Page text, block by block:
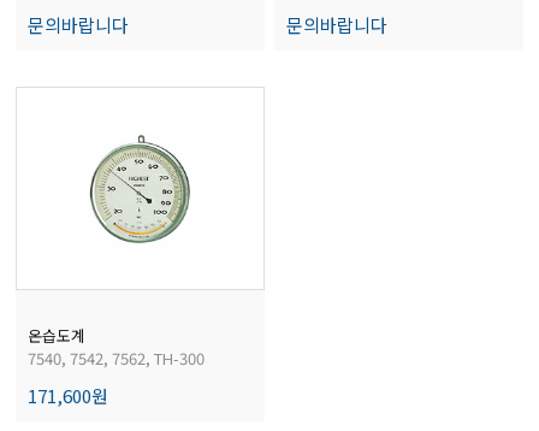
차계/광택계/조도계/광도계/방사랑계
업/임업/해양측정기
공계/차압계/진공펌프
문의바랍니다 문의바랍니다
온습도계
7540, 7542, 7562, TH-300
171,600원